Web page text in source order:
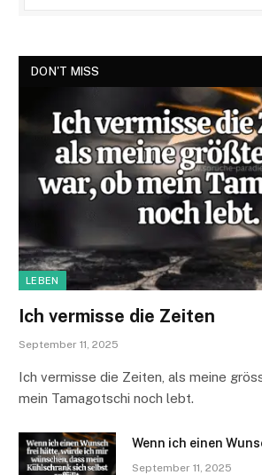
DON'T MISS
LEBEN
Ich vermisse die Zeiten
September 11, 2025
Ich vermisse die Zeiten, als meine
mein Tamagotschi noch lebt.
Wenn ich einen
September 11, 2025